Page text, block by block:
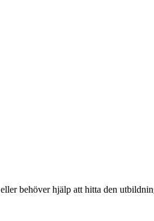
behöver hjälp att hitta den